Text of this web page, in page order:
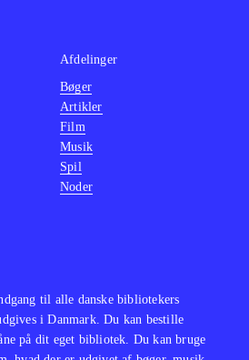
til alle danske bibliotekers
i Danmark. Du kan bestille
på dit eget bibliotek. Du kan bruge
Afdelinger
Bøger
Artikler
Film
Musik
Spil
Noder